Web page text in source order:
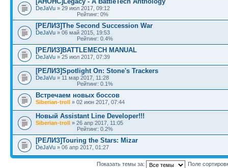
DeJaVu » 29 июл 2017, 09:12
Рейтинг: 0%
[РЕЛИЗ]The Second Succession War
DeJaVu » 06 май 2015, 19:53
Рейтинг: 0.4%
[РЕЛИЗ]BATTLEMECH MANUAL
DeJaVu » 25 июл 2017, 07:39
[РЕЛИЗ]Spotlight On: Stone's Trackers
DeJaVu » 11 мар 2017, 11:28
Рейтинг: 0.1%
Встречаем новых боссов
Siberian-troll » 02 июн 2017, 07:44
Новый Assistant Line Developer!!!
Siberian-troll » 26 апр 2017, 11:05
Рейтинг: 0.2%
[РЕЛИЗ]Touring the Stars: Mizar
DeJaVu » 06 апр 2017, 01:27
Показать темы за: Поле